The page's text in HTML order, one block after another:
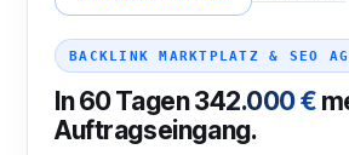
BACKLINK MARKTPLATZ & SEO
In 60 Tagen342.000 €
Auftragseingang.